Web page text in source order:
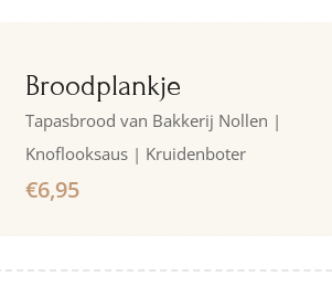
Broodplankje
Tapasbrood van Bakkerij Nollen |
Knoflooksaus | Kruidenboter
€6,95